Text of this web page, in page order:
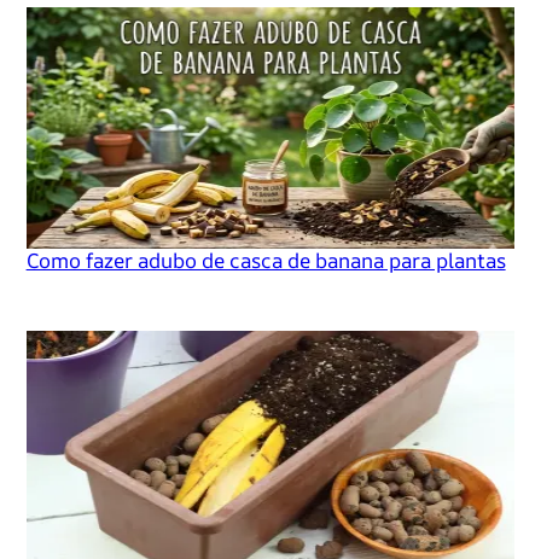
Como fazer adubo de casca de banana para plantas